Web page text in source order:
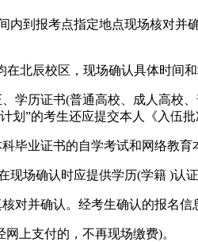
内到报考点指定地点现场核对
北辰校区，现场确认具体时间
学历证书(普通高校、成人高校
划”的考生还应提交本人《入伍
毕业证书的自学考试和网络教
场确认时应提供学历(学籍 )认证
对并确认。经考生确认的报名
上支付的，不再现场缴费)。